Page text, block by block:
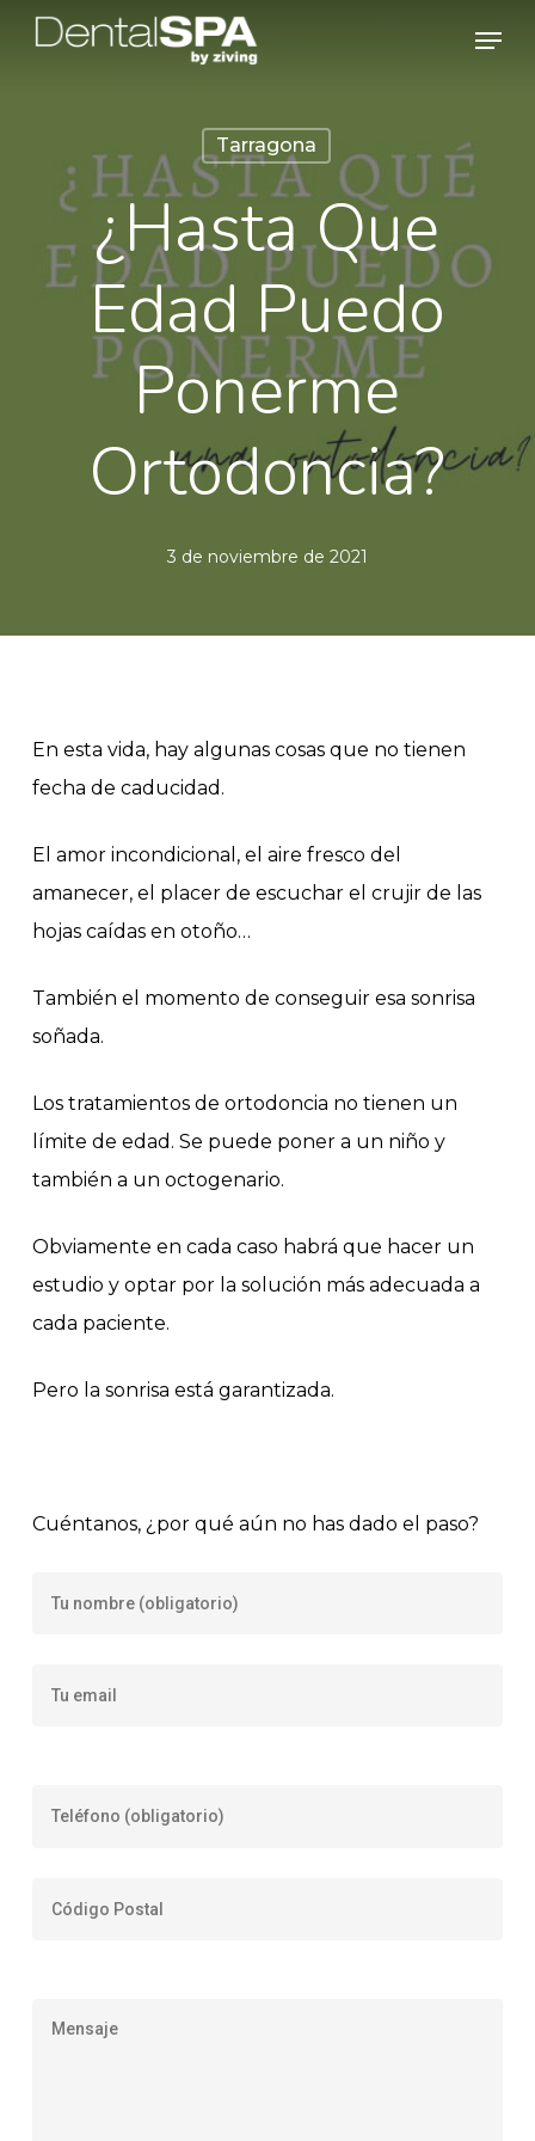
Skip
Menu
Tarragona
¿Hasta Que
Edad Puedo
Ponerme
Ortodoncia?
3 de noviembre de 2021
En esta vida, hay algunas cosas que no tienen
fecha de caducidad.
El amor incondicional, el aire fresco del
amanecer, el placer de escuchar el crujir de las
hojas caídas en otoño…
También el momento de conseguir esa sonrisa
soñada.
Los tratamientos de ortodoncia no tienen un
límite de edad. Se puede poner a un niño y
también a un octogenario.
Obviamente en cada caso habrá que hacer un
estudio y optar por la solución más adecuada a
cada paciente.
Pero la sonrisa está garantizada.
Cuéntanos, ¿por qué aún no has dado el paso?